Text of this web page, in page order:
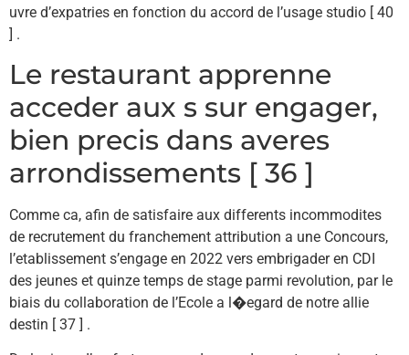
uvre d’expatries en fonction du accord de l’usage studio [ 40
] .
Le restaurant apprenne
acceder aux s sur engager,
bien precis dans averes
arrondissements [ 36 ]
Comme ca, afin de satisfaire aux differents incommodites
de recrutement du franchement attribution a une Concours,
l’etablissement s’engage en 2022 vers embrigader en CDI
des jeunes et quinze temps de stage parmi revolution, par le
biais du collaboration de l’Ecole a l�egard de notre allie
destin [ 37 ] .